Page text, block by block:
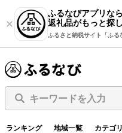
ふるなびアプリなら
返礼品がもっと探
ふるさと納税サイト「ふる
キーワードを入力
ランキング 地域一覧 カテゴリ